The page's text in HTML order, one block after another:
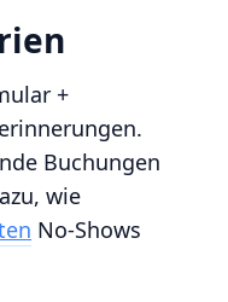
+
Buchungen
wie
No‑Shows